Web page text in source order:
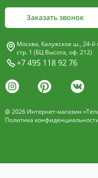
Заказать звонок
Москва, Калужское ш., 24-й
стр. 1 (БЦ Высота, оф. 212)
+7 495 118 92 76
@ 2026 Интернет-магазин
Политика